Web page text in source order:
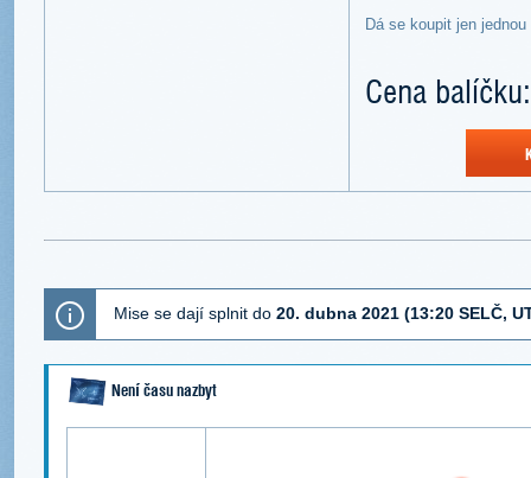
Dá se koupit jen
Cena
Mise se dají splnit do 20. dubna 2021 (13:20 SELČ,
Není času nazbyt